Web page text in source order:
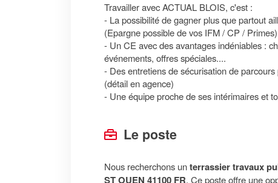
Travailler avec ACTUAL BLOIS, c'est :
- La possibilité de gagner plus que partout
(Epargne possible de vos IFM / CP / Primes)
- Un CE avec des avantages indéniables :
événements, offres spéciales....
- Des entretiens de sécurisation de
(détail en agence)
- Une équipe proche de ses intérimaires et
Le poste
Nous recherchons unterrassier travaux
ST OUEN 41100 FR. Ce poste offre une